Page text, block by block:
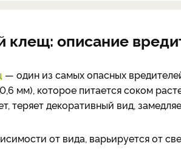
клещ: описание
— один из самых опасных
мм), которое питается соком
теряет декоративный вид,
от вида, варьируется от